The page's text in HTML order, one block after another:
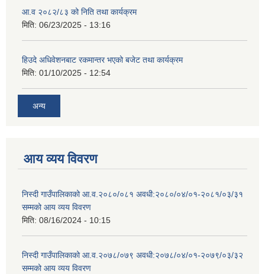
आ.व २०८२/८३ को निति तथा कार्यक्रम
मिति: 06/23/2025 - 13:16
हिउदे अधिवेशनबाट रकमान्तर भएको बजेट तथा कार्यक्रम
मिति: 01/10/2025 - 12:54
अन्य
आय व्यय विवरण
निस्दी गाउँपालिकाको आ.व.२०८०/०८१ अवधी:२०८०/०४/०१-२०८१/०३/३१
सम्मको आय व्यय विवरण
मिति: 08/16/2024 - 10:15
निस्दी गाउँपालिकाको आ.व.२०७८/०७९ अवधी:२०७८/०४/०१-२०७९/०३/३२
सम्मको आय व्यय विवरण